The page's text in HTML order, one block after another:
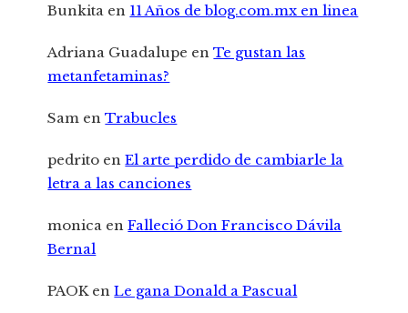
Bunkita en 11 Años de blog.com.mx en linea
Adriana Guadalupe enTe gustan las
metanfetaminas?
Sam enTrabucles
pedrito enEl arte perdido de cambiarle la
letra a las canciones
monica enFalleció Don Francisco Dávila
Bernal
PAOKenLe gana Donald a Pascual